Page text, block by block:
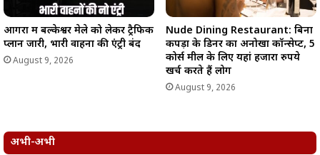
आगरा में बल्केश्वर मेले को लेकर ट्रैफिक
प्लान जारी, भारी वाहनों की एंट्री बंद
August 9, 2026
Nude Dining Restaurant: बिना
कपड़ों के डिनर का अनोखा कॉन्सेप्ट, 5
कोर्स मील के लिए यहां हजारों रुपये
खर्च करते हैं लोग
August 9, 2026
अभी-अभी